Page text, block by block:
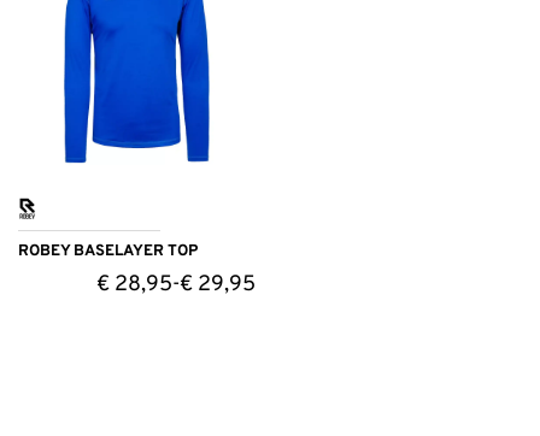
ROBEY BASELAYER TOP
€28,95-€29,95